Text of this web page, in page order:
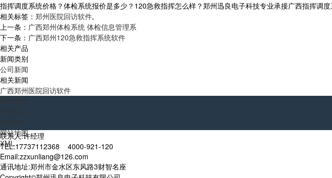
指挥调度系统价格？体检系统报价是多少？120急救指挥怎么样？郑州迅良电子科技专业承接广西指挥调
相关标签： 郑州医院回访软件,
上一条： 广西郑州体检系统 体检信息管理系
下一条： 广西郑州120急救指挥系统软件
相关产品
新闻类别
公司新闻
相关新闻
广西郑州医院回访软件
网站地图
XML
联系人:许经理
TEL:17737112368 4000-921-120
Email:zzxunliang@126.com
通讯地址:郑州市金水区东风路3财智名座